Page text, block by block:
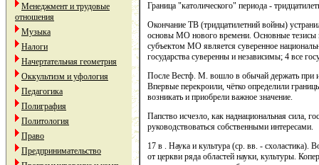
Менеджмент и трудовые
отношения
Музыка
Налоги
Начертательная геометрия
Оккультизм и уфология
Педагогика
Полиграфия
Политология
Право
Предпринимательство
Граница "католического" периода -
Окончание ТВ (тридцатилетний войны)
основы МО нового времени. Основные тезисы
субъектом МО является суверенное
государства суверенны и независимы; 4 все
После Вестф. М. вошло в обычай держать при
Впервые перекроили, чётко определили
возникать и приобрели важное значение.
Папство исчезло, как наднациональная сила,
руководствоваться собственными интересами.
17 в . Наука и культура (ср. вв. - схоластика).
от церкви ряда областей науки, культуры.